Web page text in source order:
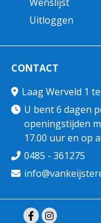
Uitloggen
CONTACT
Laag Werveld 1
U bent 6 dagen
openingstijden
17.00 uur en op
0485 - 361275